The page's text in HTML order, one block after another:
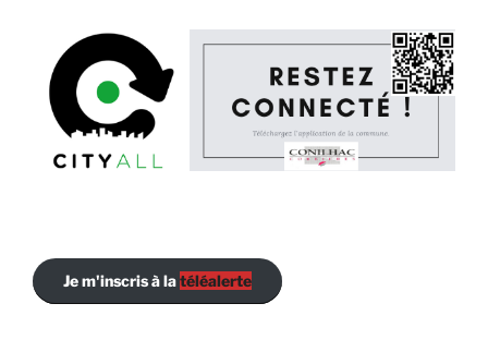
Je m'inscris à latéléalerte